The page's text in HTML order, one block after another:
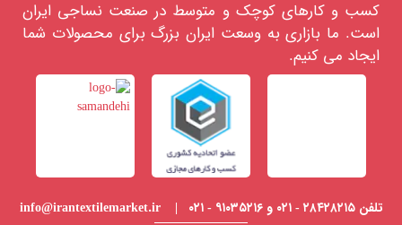
کسب و کارهای کوچک و متوسط در صنعت نساجی ایران
است. ما بازاری به وسعت ایران بزرگ برای محصولات شما
ایجاد می کنیم.
تلفن ۲۸۴۲۸۲۱۵ - ۰۲۱ و ۹۱۰۳۵۲۱۶ - ۰۲۱ | info@irantextilemarket.ir